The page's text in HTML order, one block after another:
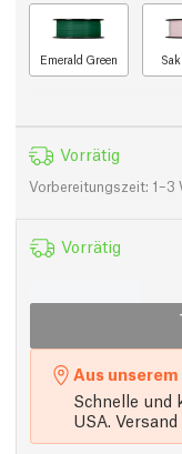
Emerald Green
Vorrätig
Vorbereitungszeit: 1–3
Vorrätig
Aus
Schnelle und
USA.